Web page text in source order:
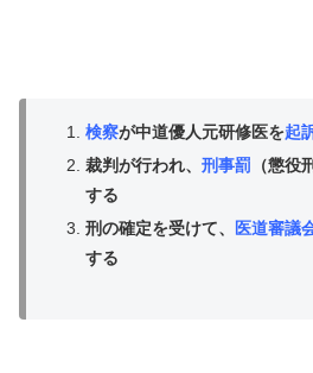
検察が中道優人元研修医を起
裁判が行われ、 刑事罰 （懲役
する
刑の確定を受けて、
医道審議
する